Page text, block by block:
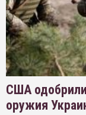
США
оружия